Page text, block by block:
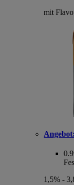
mit
Angebot:
1,5% -